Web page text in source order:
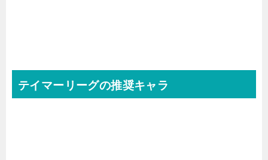
テイマーリーグの推奨キャラ